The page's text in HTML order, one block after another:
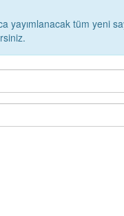
tüm yeni sayılar